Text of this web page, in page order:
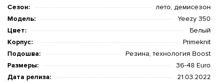
Сезон:
лето, демисезон
Модель:
Yeezy 350
Цвет:
Белый
Корпус:
Primeknit
Подошва:
Резина, технология Boost
Размеры:
36-48 Euro
Дата релиза:
21.03.2022